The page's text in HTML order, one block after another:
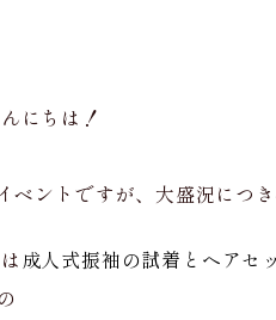
にちは！
ベントですが、大盛況につ
成人式振袖の試着とヘアセ